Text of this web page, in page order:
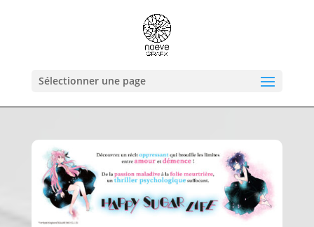
Sélectionner une page